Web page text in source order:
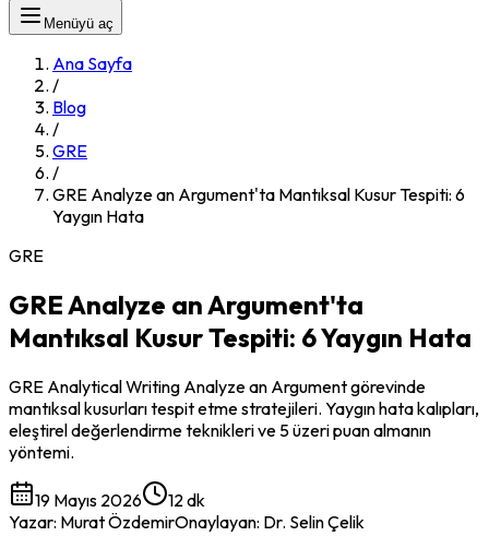
Menüyü aç
Ana Sayfa
/
Blog
/
GRE
/
GRE Analyze an Argument'ta Mantıksal Kusur Tespiti: 6
Yaygın Hata
GRE
GRE Analyze an Argument'ta
Mantıksal Kusur Tespiti: 6 Yaygın Hata
GRE Analytical Writing Analyze an Argument görevinde
mantıksal kusurları tespit etme stratejileri. Yaygın hata kalıpları,
eleştirel değerlendirme teknikleri ve 5 üzeri puan almanın
yöntemi.
19 Mayıs 2026
12 dk
Yazar: Murat ÖzdemirOnaylayan: Dr. Selin Çelik